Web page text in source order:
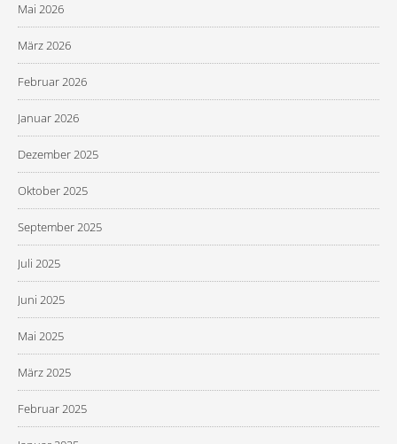
Mai 2026
März 2026
Februar 2026
Januar 2026
Dezember 2025
Oktober 2025
September 2025
Juli 2025
Juni 2025
Mai 2025
März 2025
Februar 2025